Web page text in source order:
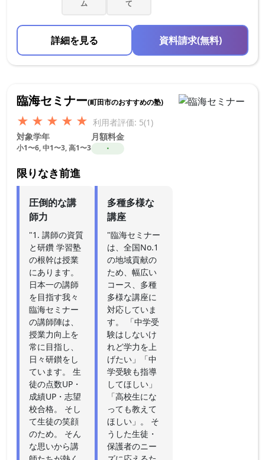
ム て
詳細を見る 資料請求(無料)
臨海セミナー(町田市のおすすめの塾)
★ ★ ★ ★ ★ 利用者評価: 5(1)
対象学年
小1〜6, 中1〜3, 高1〜3
月額料金
・
限りなき前進
圧倒的な講
師力
"1. 講師の資質
と研鑽 学習塾
の根幹は授業
にあります。
日本一の講師
を目指す我々
臨海セミナー
の講師陣は、
授業力向上を
常に目指し、
日々研鑚をし
ています。 生
徒の点数UP・
成績UP・志望
校合格。 そし
て生徒の笑顔
のため。 そん
な思いから講
多種多様な
講座
"臨海セミナー
は、全国No.1
の地域貢献の
ため、幅広い
コース、多種
多様な講座に
対応していま
す。 「中学受
験はしないけ
れど学力を上
げたい」「中
学受験も指導
してほしい」
「高校生にな
っても教えて
ほしい」。 そ
うした生徒・
保護者のニー